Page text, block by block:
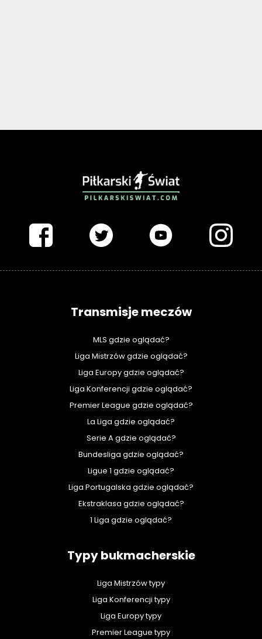
Transmisje meczów
MLS gdzie oglądać?
Liga Mistrzów gdzie oglądać?
Liga Europy gdzie oglądać?
Liga Konferencji gdzie oglądać?
Premier League gdzie oglądać?
La Liga gdzie oglądać?
Serie A gdzie oglądać?
Bundesliga gdzie oglądać?
Ligue 1 gdzie oglądać?
Liga Portugalska gdzie oglądać?
Ekstraklasa gdzie oglądać?
1 Liga gdzie oglądać?
Typy bukmacherskie
Liga Mistrzów typy
Liga Konferencji typy
Liga Europy typy
Premier League typy